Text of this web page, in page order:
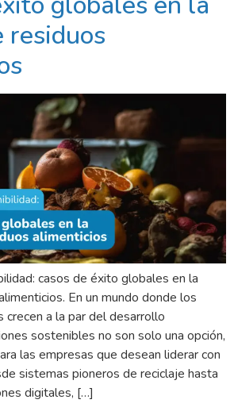
residuos
casos de éxito globales en la
En un mundo donde los
a la par del desarrollo
sostenibles no son solo una opción,
las empresas que desean liderar con
sistemas pioneros de reciclaje hasta
digitales, […]